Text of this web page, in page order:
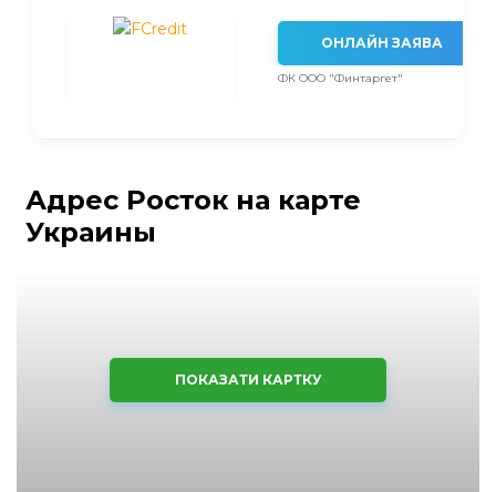
ОНЛАЙН ЗАЯВА
ФК ООО "Финтаргет"
Адрес Росток на карте
Украины
ПОКАЗАТИ КАРТКУ